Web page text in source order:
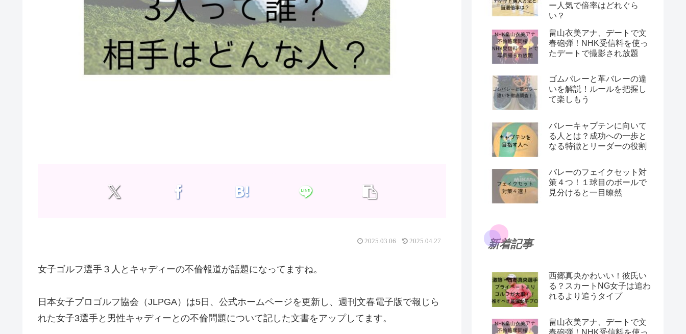
2025.03.06 2025.04.27
女子ゴルフ選手３人とキャディーの不倫報道が話題になってますね。
日本女子プロゴルフ協会（JLPGA）は5日、公式ホームページを更新し、週刊文春電子版で報じら
れた女子3選手と男性キャディーとの不倫問題について記した文書をアップしてます。
ー人気で倍率はどれぐら
い？
畠山衣美アナ、デートで文
春砲弾！NHK受信料を使っ
たデートで撮影され放題
ゴムバレーと革バレーの違
いを解説！ルールを把握し
て楽しもう
バレーキャプテンに向いて
る人とは？成功への一歩と
なる特徴とリーダーの役割
バレーのフェイクセット対
策４つ！１球目のボールで
見分けると一目瞭然
新着記事
西郷真央かわいい！彼氏い
る？スカートNG女子は追わ
れるより追うタイプ
畠山衣美アナ、デートで文
春砲弾！NHK受信料を使っ